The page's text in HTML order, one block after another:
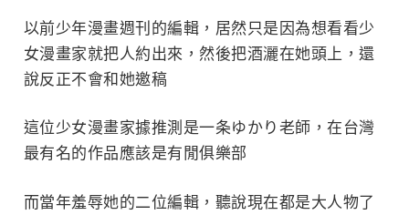
以前少年漫畫週刊的編輯，居然只是因為想看看少
女漫畫家就把人約出來，然後把酒灑在她頭上，還
說反正不會和她邀稿
這位少女漫畫家據推測是一条ゆかり老師，在台灣
最有名的作品應該是有閒俱樂部
而當年羞辱她的二位編輯，聽說現在都是大人物了